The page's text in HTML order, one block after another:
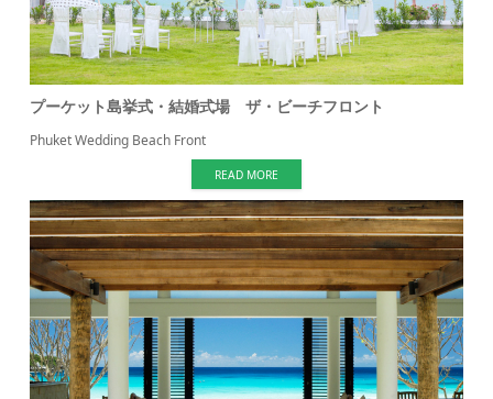
プーケット島挙式・結婚式場 ザ・ビーチフロント
Phuket Wedding Beach Front
READ MORE